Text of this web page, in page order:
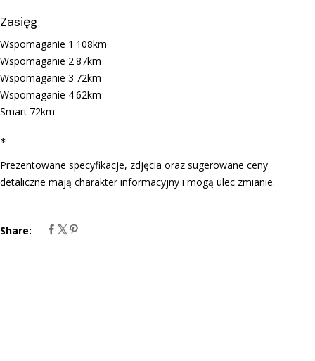
Zasięg
Wspomaganie 1 108km
Wspomaganie 2 87km
Wspomaganie 3 72km
Wspomaganie 462km
Smart 72km
*
Prezentowane specyfikacje, zdjęcia oraz sugerowane ceny
detaliczne mają charakter informacyjny i mogą ulec zmianie.
Share: